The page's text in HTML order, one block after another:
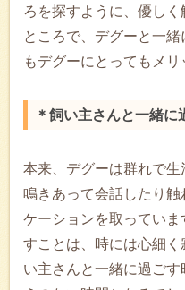
ろを探すように、優しく
ところで、デグーと一
もデグーにとってもメリ
＊飼い主さんと一緒に
本来、デグーは群れで
鳴きあって会話したり
ケーションを取ってい
すことは、時には心細
い主さんと一緒に過ご